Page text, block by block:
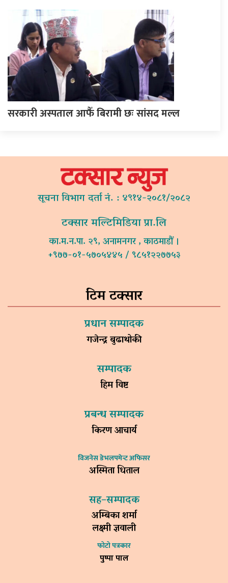
सरकारी अस्पताल आफैँ बिरामी छः सांसद मल्ल
सूचना विभाग दर्ता नं. : ४९१४-२०८१/२०८२
टक्सार मल्टिमिडिया प्रा.लि
का.म.न.पा. २९, अनामनगर , काठमाडौं ।
+९७७-०१-५७०५४४५ / ९८५१२२७७५३
टिम टक्सार
प्रधान सम्पादक
गजेन्द्र बुढाथोकी
सम्पादक
हिम विष्ट
प्रबन्ध सम्पादक
किरण आचार्य
विजनेस डेभलपमेन्ट अफिसर
अस्मिता धिताल
सह–सम्पादक
अम्बिका शर्मा
लक्ष्मी ज्ञवाली
फोटो पत्रकार
पुष्पा पाल